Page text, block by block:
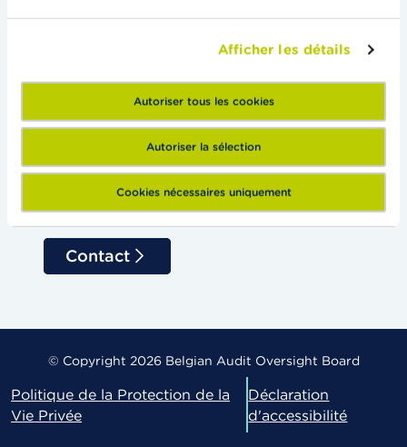
Afficher les détails
Autoriser tous les cookies
Autoriser la sélection
Cookies nécessaires uniquement
Réviseurs d'entreprises
Utilisateurs de l'information financière
Le Collège
Comités d'audit & Management
Annonces
Contact
© Copyright 2026 Belgian Audit Oversight Board
Politique de la Protection de la
Vie Privée
Déclaration
d'accessibilité